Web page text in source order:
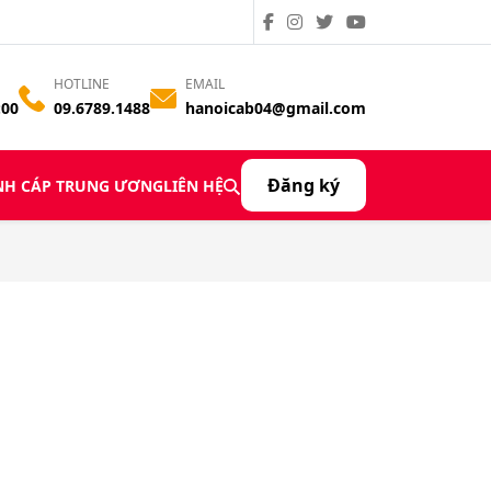
HOTLINE
09.6789.1488
EMAIL
hanoicab04@gmail.com
CÁP TRUNG ƯƠNGLIÊN HỆ Đăng ký